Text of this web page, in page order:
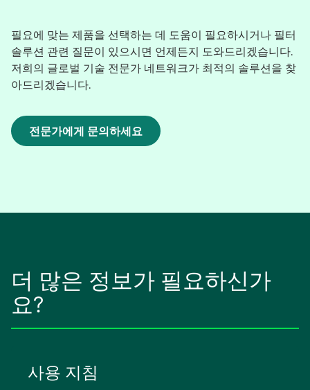
필요에 맞는 제품을 선택하는 데 도움이 필요하시거나 필터
솔루션 관련 질문이 있으시면 언제든지 도와드리겠습니다.
저희의 글로벌 기술 전문가 네트워크가 최적의 솔루션을 찾
아드리겠습니다.
전문가에게 문의하세요
새
더 많은 정보가 필요하신가
요?
사용 지침